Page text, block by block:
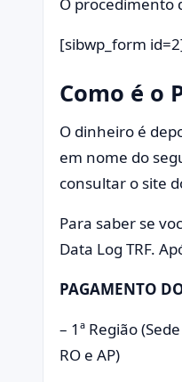
[sibwp_form
Como é o
O dinheiro é
em nome do
consultar o site
Para saber se
Data Log TRF.
PAGAMENTO
– 1ª Região
RO e AP)